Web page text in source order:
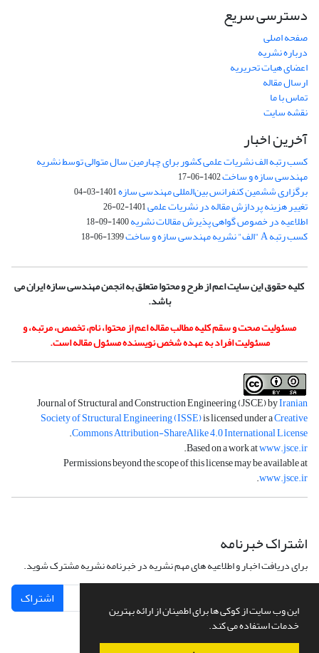
این وب سایت از کوکی ها برای اطمینان از ارائه بهترین
خدمات استفاده می کند.
دسترسی سریع
صفحه اصلی
درباره نشریه
اعضای هیات تحریریه
ارسال مقاله
تماس با ما
نقشه سایت
آخرین اخبار
کسب رتبه الف نشریات علمی کشور برای چهارمین سال متوالی توسط نشریه
مهندسی سازه و ساخت1402-06-17
برگزاری ششمین کنفرانس بین‌المللی مهندسی سازه1401-03-04
تغییر هزینه پردازش مقاله در نشریات علمی1401-02-26
اطلاعیه در خصوص گواهی پذیرش مقالات نشریه1400-09-18
کسب رتبه A "الف" نشریه مهندسی سازه و ساخت 1399-06-18
کلیه حقوق این سایت اعم از طرح و محتوا متعلق به انجمن مهندسی سازه ایران می
باشد.
مسئولیت صحت و سقم کلیه مطالب مقاله اعم از محتوا، نام، تخصص، مرتبه، و
مسئولیت افراد به عهده شخص نویسنده مسئول مقاله است.
Journal of Structural and Construction Engineering (JSCE) byIranian
Society of Structural Engineering (ISSE)is licensed under aCreative
Commons Attribution-ShareAlike 4.0 International License
.
Based on a work atwww.jsce.ir
.
Permissions beyond the scope of this license may be available at
www.jsce.ir
.
اشتراک خبرنامه
برای دریافت اخبار و اطلاعیه های مهم نشریه در خبرنامه نشریه مشترک شوید.
اشتراک